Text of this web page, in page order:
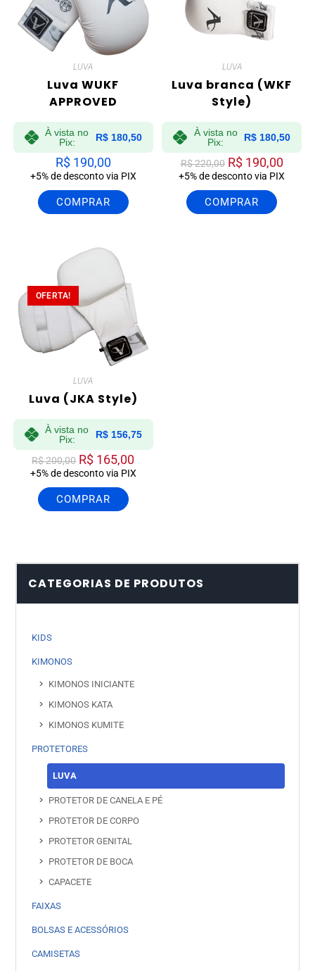
LUVA
Luva WUKF
APPROVED
À vista no
Pix:
R$180,50
R$190,00
+5% de desconto via PIX
COMPRAR
LUVA
Luva branca (WKF
Style)
À vista no
Pix:
R$ 180,50
R$220,00 R$190,00
+5% de desconto via PIX
COMPRAR
OFERTA!
LUVA
Luva (JKA Style)
À vista no
Pix:
R$156,75
R$200,00 R$ 165,00
+5% de desconto via PIX
COMPRAR
CATEGORIAS DE PRODUTOS
KIDS
KIMONOS
KIMONOS INICIANTE
KIMONOS KATA
KIMONOS KUMITE
PROTETORES
LUVA
PROTETOR DE CANELA E PÉ
PROTETOR DE CORPO
PROTETOR GENITAL
PROTETOR DE BOCA
CAPACETE
FAIXAS
BOLSAS E ACESSÓRIOS
CAMISETAS